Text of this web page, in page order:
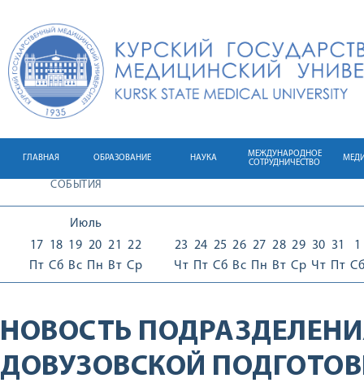
ГЛАВНАЯ ОБРАЗОВАНИЕ НАУКА
МЕЖДУНАРОДНОЕ
СОТРУДНИЧЕСТВО
СОБЫТИЯ
Июль
17
Пт
18
Сб
19
Вс
20
Пн
21
Вт
22
Ср
23
Чт
24
Пт
25
Сб
26
Вс
27
Пн
28
Вт
29
Ср
30
Чт
31
Пт
1
Сб
НОВОСТЬ
ДОВУЗОВСКОЙ